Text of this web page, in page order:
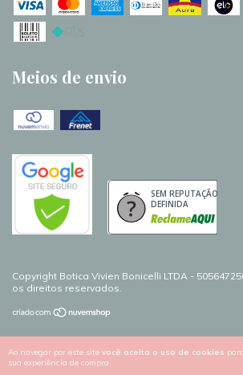
Ao navegar por este site você aceita o uso de cookies
sua experiência de compra.
Meios de envio
SEM REPUTAÇÃO
DEFINIDA
Copyright Botica Vivien Bonicelli LTDA -
os direitos reservados.